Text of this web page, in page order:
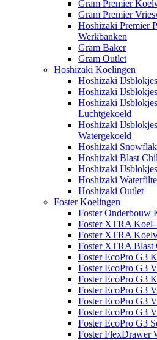
Gram Premier
Gram Premier
Hoshizaki Premier
Werkbanken
Gram Baker
Gram Outlet
Hoshizaki Koelingen
Hoshizaki
Hoshizaki
Hoshizaki
Luchtgekoeld
Hoshizaki
Watergekoeld
Hoshizaki
Hoshizaki Blast
Hoshizaki
Hoshizaki
Hoshizaki Outlet
Foster Koelingen
Foster Onderbouw
Foster XTRA Koel-
Foster XTRA
Foster XTRA Blast
Foster EcoPro G3
Foster EcoPro G3
Foster EcoPro G3
Foster EcoPro G3
Foster EcoPro G3
Foster EcoPro G3
Foster EcoPro G3
Foster FlexDrawer